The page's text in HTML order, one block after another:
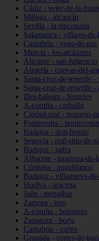
Cádiz - vejer-de-la-
Málaga - alcaucín
Sevilla - la-rinconada
Salamanca - villares-
Cantabria - vega-de-pas
Murcia - los-alcázares
Alicante - san-fulgencio
Almería - cuevas-del-
Santa-cruz-de-tenerife
Santa-cruz-de-tenerife -
Illes-balears - ferreries
A-coruña - carballo
Ciudad-real - pozuelo-
Pontevedra -
Badajoz - don-benito
Segovia - real-sitio-de-
Badajoz - zafra
Albacete - tarazona-de-
Córdoba - pozoblanco
Badajoz - villanueva-
Huelva - aracena
Jaén - mengíbar
Zamora - toro
A-coruña - boimorto
Zaragoza - borja
Cantabria - cartes
Granada - cortes-de-